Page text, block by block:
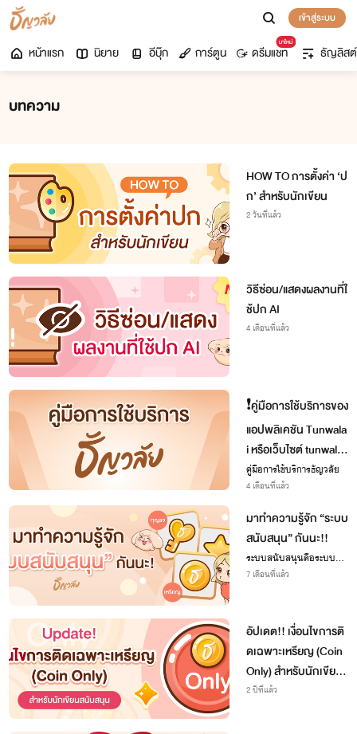
เข้าสู่ระบบ
หน้าแรก นิยาย อีบุ๊ก การ์ตูน
มาใหม่
ดรีมแชท ธัญลิสต์
บทความ
HOW TO การตั้งค่า ‘ป
ก’ สำหรับนักเขียน
2 วันที่แล้ว
วิธีซ่อน/แสดงผลงานที่ใ
ช้ปก AI
4 เดือนที่แล้ว
❗️คู่มือการใช้บริการของ
แอปพลิเคชัน Tunwala
i หรือเว็บไซต์ tunwalai.
com และการดำเนินกา
รเมื่อพบเจอการกระทำ
ความผิด
คู่มือการใช้บริการธัญวลัย
4 เดือนที่แล้ว
มาทำความรู้จัก “ระบบ
สนับสนุน” กันนะ!!
ระบบสนับสนุนคือระบบที่ว่
าด้วยการให้กำลังใจนักเขีย
ดาว กุญแจ และเหรียญ แก่
นักเขียน
7 เดือนที่แล้ว
อัปเดต!! เงื่อนไขการติ
ดเฉพาะเหรียญ (Coin
Only) สำหรับนักเขียน
สนับสนุน
2 ปีที่แล้ว